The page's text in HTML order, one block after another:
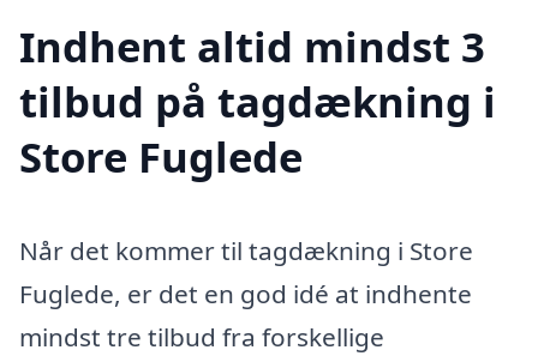
Indhent altid mindst 3
tilbud på tagdækning i
Store Fuglede
Når det kommer til tagdækning i Store
Fuglede, er det en god idé at indhente
mindst tre tilbud fra forskellige